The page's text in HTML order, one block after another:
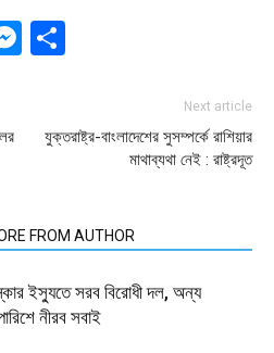
Messenger
Next article
যুক্তরাষ্ট্র-বাংলাদেশের সুসম্পর্কে রাশিয়ার
মাথাব্যথা নেই : রাষ্ট্রদূত
FROM AUTHOR
ইস্যুতে সরব বিরোধী দল, অন্য
নীরব সবাই